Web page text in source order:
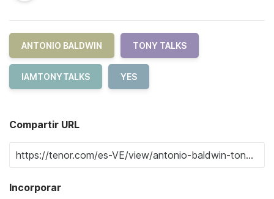
ANTONIO BALDWIN TONY TALKS
IAMTONYTALKS YES
Compartir URL
Incorporar